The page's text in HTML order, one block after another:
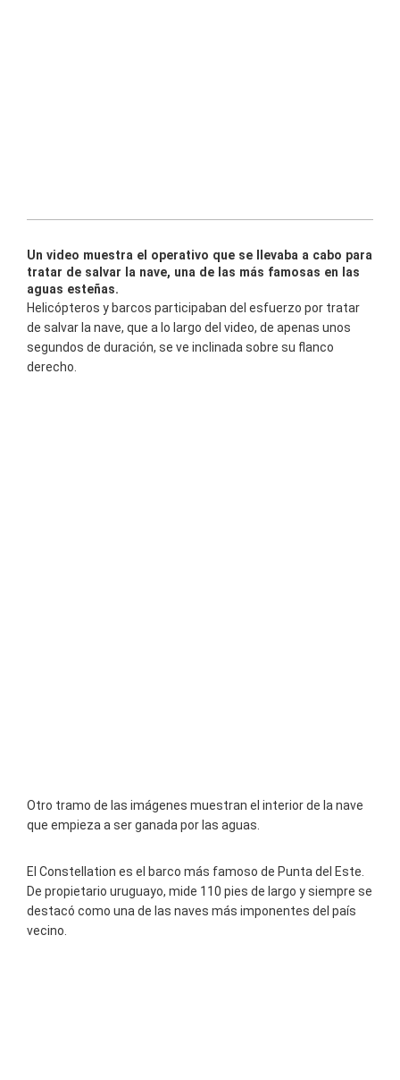
Un video muestra el operativo que se llevaba a cabo para
tratar de salvar la nave, una de las más famosas en las
aguas esteñas.
Helicópteros y barcos participaban del esfuerzo por tratar
de salvar la nave, que a lo largo del video, de apenas unos
segundos de duración, se ve inclinada sobre su flanco
derecho.
Otro tramo de las imágenes muestran el interior de la nave
que empieza a ser ganada por las aguas.
El Constellation es el barco más famoso de Punta del Este.
De propietario uruguayo, mide 110 pies de largo y siempre se
destacó como una de las naves más imponentes del país
vecino.